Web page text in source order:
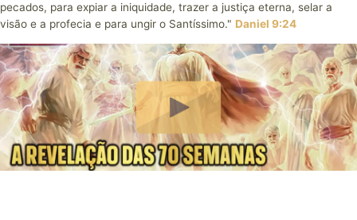
pecados, para expiar a iniquidade, trazer a justiça eterna, selar a
visão e a profecia e para ungir o Santíssimo." Daniel 9:24